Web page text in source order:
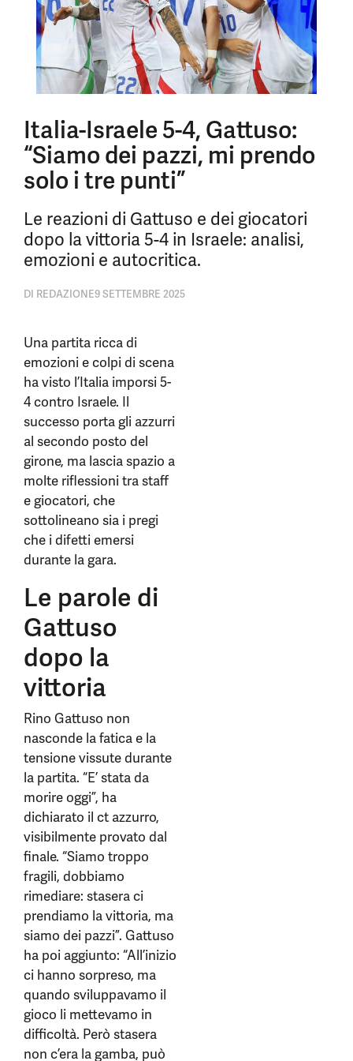
Italia-Israele 5-4, Gattuso:
“Siamo dei pazzi, mi prendo
solo i tre punti”
Le reazioni di Gattuso e dei giocatori
dopo la vittoria 5-4 in Israele: analisi,
emozioni e autocritica.
DI REDAZIONE9 SETTEMBRE 2025
Una partita ricca di
emozioni e colpi di scena
ha visto l’Italia imporsi 5-
4 contro Israele. Il
successo porta gli azzurri
al secondo posto del
girone, ma lascia spazio a
molte riflessioni tra staff
e giocatori, che
sottolineano sia i pregi
che i difetti emersi
durante la gara.
Le parole di
Gattuso
dopo la
vittoria
Rino Gattuso non
nasconde la fatica e la
tensione vissute durante
la partita. “E’ stata da
morire oggi”, ha
dichiarato il ct azzurro,
visibilmente provato dal
finale. “Siamo troppo
fragili, dobbiamo
rimediare: stasera ci
prendiamo la vittoria, ma
siamo dei pazzi”. Gattuso
ha poi aggiunto: “All’inizio
ci hanno sorpreso, ma
quando sviluppavamo il
gioco li mettevamo in
difficoltà. Però stasera
non c’era la gamba, può